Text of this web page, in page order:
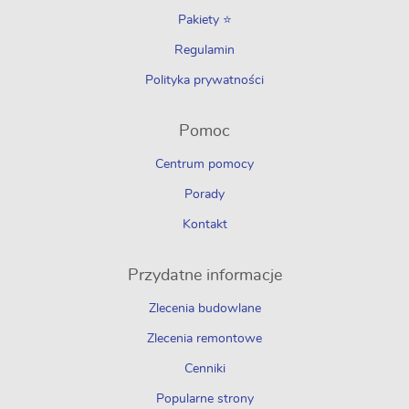
Pakiety ⭐
Regulamin
Polityka prywatności
Pomoc
Centrum pomocy
Porady
Kontakt
Przydatne informacje
Zlecenia budowlane
Zlecenia remontowe
Cenniki
Popularne strony